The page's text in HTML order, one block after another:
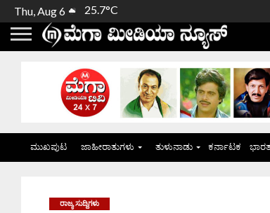
Thu, Aug 6 25.7°C
ಮುಖಪುಟ ಜಾಹೀರಾತುಗಳು ತುಳುನಾಡು ಕರ್ನಾಟಕ
ರಾಜ್ಯ ಸುದ್ದಿಗಳು